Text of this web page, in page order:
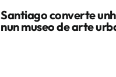
Santiago converte
nun museo de arte